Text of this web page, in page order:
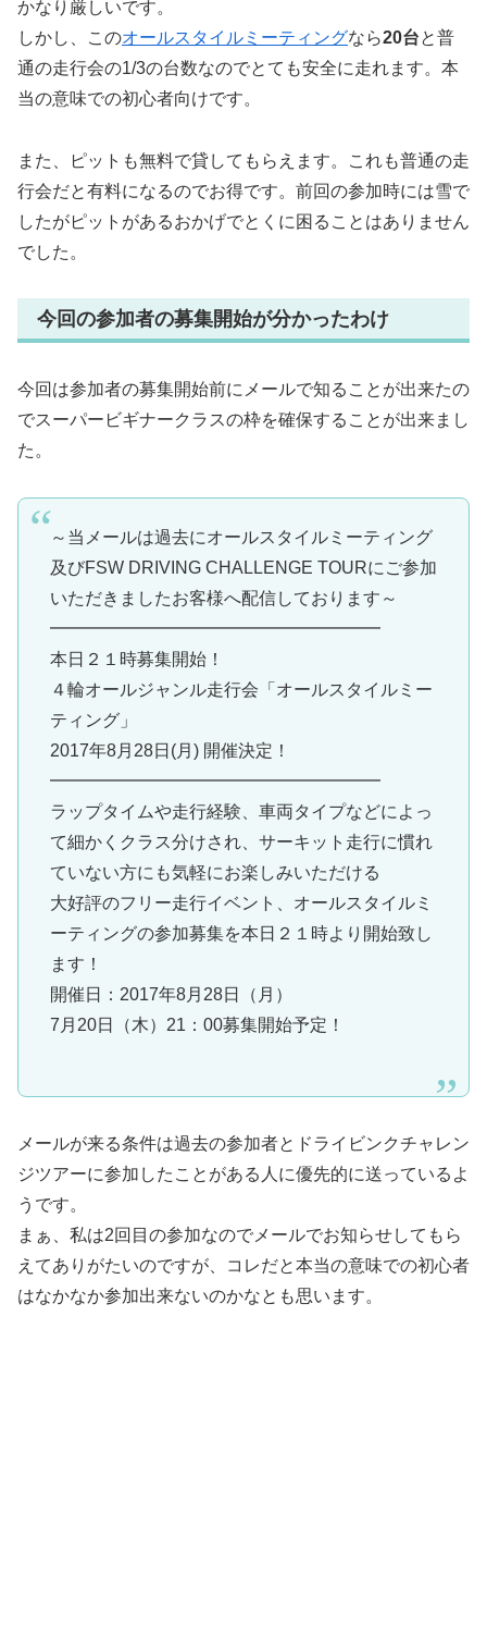
かなり厳しいです。
しかし、このオールスタイルミーティングなら20台と普
通の走行会の1/3の台数なのでとても安全に走れます。本
当の意味での初心者向けです。
また、ピットも無料で貸してもらえます。これも普通の走
行会だと有料になるのでお得です。前回の参加時には雪で
したがピットがあるおかげでとくに困ることはありません
でした。
今回の参加者の募集開始が分かったわけ
今回は参加者の募集開始前にメールで知ることが出来たの
でスーパービギナークラスの枠を確保することが出来まし
た。
～当メールは過去にオールスタイルミーティング
及びFSW DRIVING CHALLENGE TOURにご参加
いただきましたお客様へ配信しております～
━━━━━━━━━━━━━━━━━━━
本日２１時募集開始！
４輪オールジャンル走行会「オールスタイルミー
ティング」
2017年8月28日(月) 開催決定！
━━━━━━━━━━━━━━━━━━━
ラップタイムや走行経験、車両タイプなどによっ
て細かくクラス分けされ、サーキット走行に慣れ
ていない方にも気軽にお楽しみいただける
大好評のフリー走行イベント、オールスタイルミ
ーティングの参加募集を本日２１時より開始致し
ます！
開催日：2017年8月28日（月）
7月20日（木）21：00募集開始予定！
メールが来る条件は過去の参加者とドライビンクチャレン
ジツアーに参加したことがある人に優先的に送っているよ
うです。
まぁ、私は2回目の参加なのでメールでお知らせしてもら
えてありがたいのですが、コレだと本当の意味での初心者
はなかなか参加出来ないのかなとも思います。